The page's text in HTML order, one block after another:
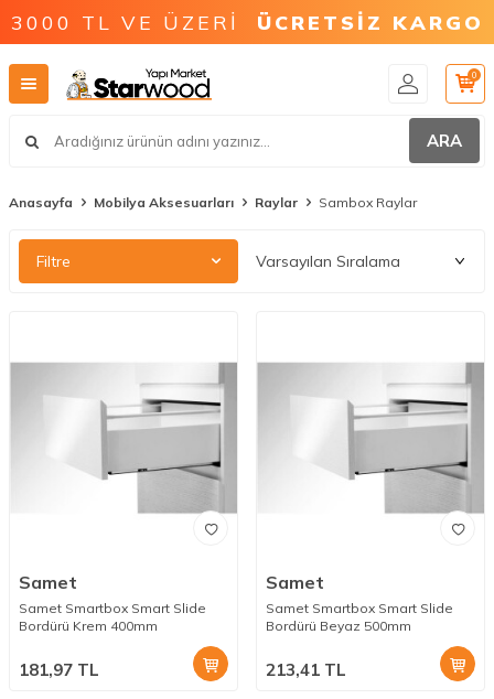
3000 TL VE ÜZERİ ÜCRETSİZ KARGO
ARA
0
Anasayfa Mobilya Aksesuarları Raylar Sambox Raylar
Filtre
Samet
Samet Smartbox Smart Slide
Bordürü Krem 400mm
181,97 TL
Samet
Samet Smartbox Smart Slide
Bordürü Beyaz 500mm
213,41 TL